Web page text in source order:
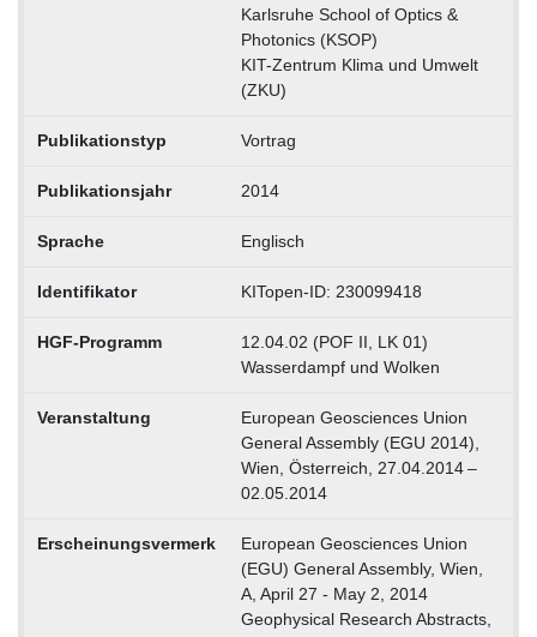
Karlsruhe School of Optics &
Photonics (KSOP)
KIT-Zentrum Klima und Umwelt
(ZKU)
Publikationstyp Vortrag
Publikationsjahr 2014
Sprache Englisch
Identifikator KITopen-ID: 230099418
HGF-Programm
12.04.02 (POF II, LK 01)
Wasserdampf und Wolken
Veranstaltung
European Geosciences Union
General Assembly (EGU 2014),
Wien, Österreich, 27.04.2014 –
02.05.2014
Erscheinungsvermerk
European Geosciences Union
(EGU) General Assembly, Wien,
A, April 27 - May 2, 2014
Geophysical Research Abstracts,